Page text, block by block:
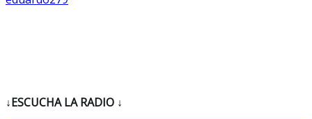
↓ESCUCHA LA RADIO ↓